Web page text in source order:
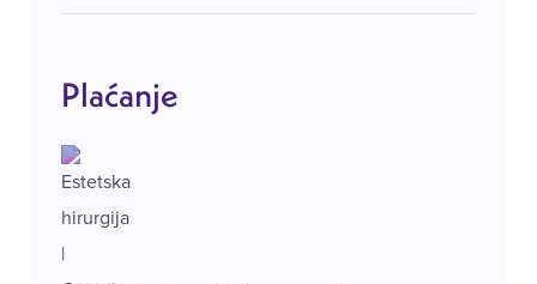
Plaćanje